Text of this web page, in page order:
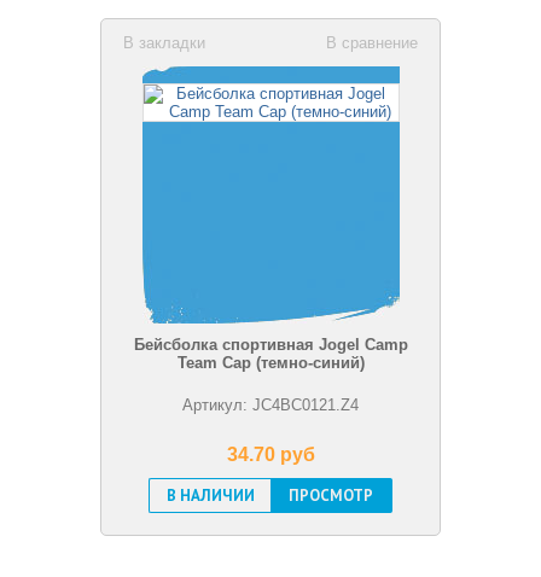
В сравнение
В закладки
Бейсболка спортивная Jogel Camp
Team Cap (темно-синий)
Артикул: JС4BC0121.Z4
34.70 pуб
В НАЛИЧИИ
ПРОСМОТР